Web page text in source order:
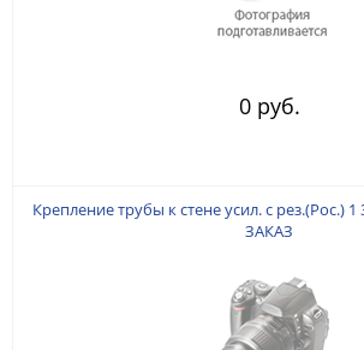
0 руб.
Крепление трубы к стене усил. с рез.(Рос.)
ЗАКАЗ